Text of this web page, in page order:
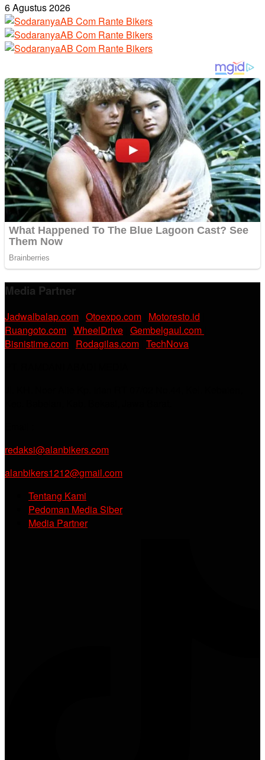
6 Agustus 2026
Media Partner
Jadwalbalap.com Otoexpo.com Motoresto.id
Ruangoto.com WheelDrive Gembelgaul.com
Bisnistime.com Rodagilas.com TechNova
redaksi@alanbikers.com
alanbikers1212@gmail.com
Tentang Kami
Pedoman Media Siber
Media Partner